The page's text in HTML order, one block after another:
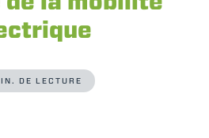
DE LECTURE